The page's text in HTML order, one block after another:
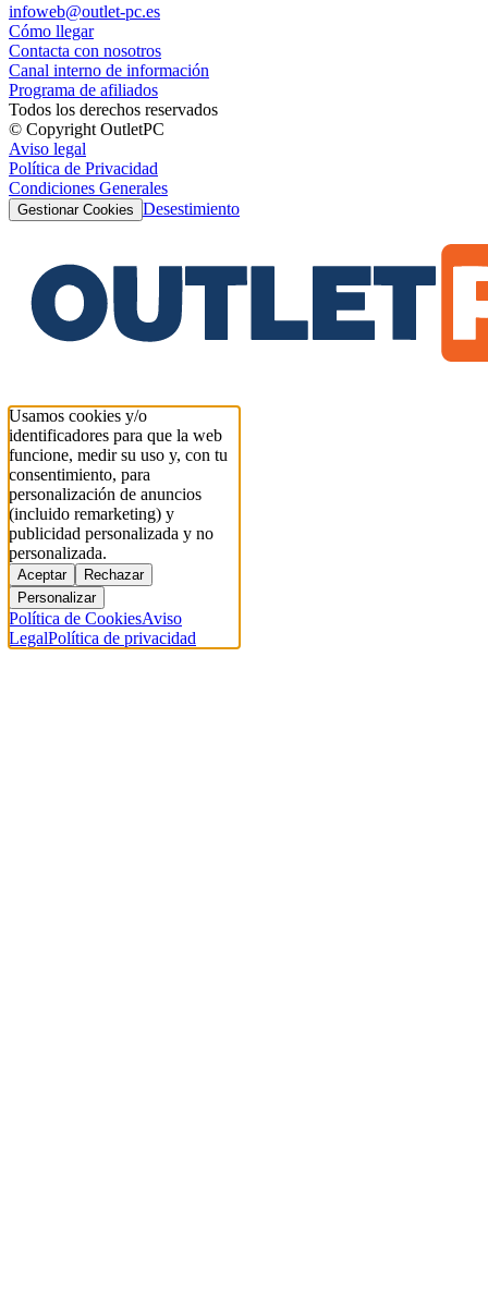
infoweb@outlet-pc.es
Cómo llegar
Contacta con nosotros
Canal interno de información
Programa de afiliados
Todos los derechos reservados
© Copyright OutletPC
Aviso legal
Política de Privacidad
Condiciones Generales
Gestionar Cookies Desestimiento
Usamos cookies y/o
identificadores para que la web
funcione, medir su uso y, con tu
consentimiento, para
personalización de anuncios
(incluido remarketing) y
publicidad personalizada y no
personalizada.
Aceptar
Rechazar
Personalizar
Política de CookiesAviso
LegalPolítica de privacidad